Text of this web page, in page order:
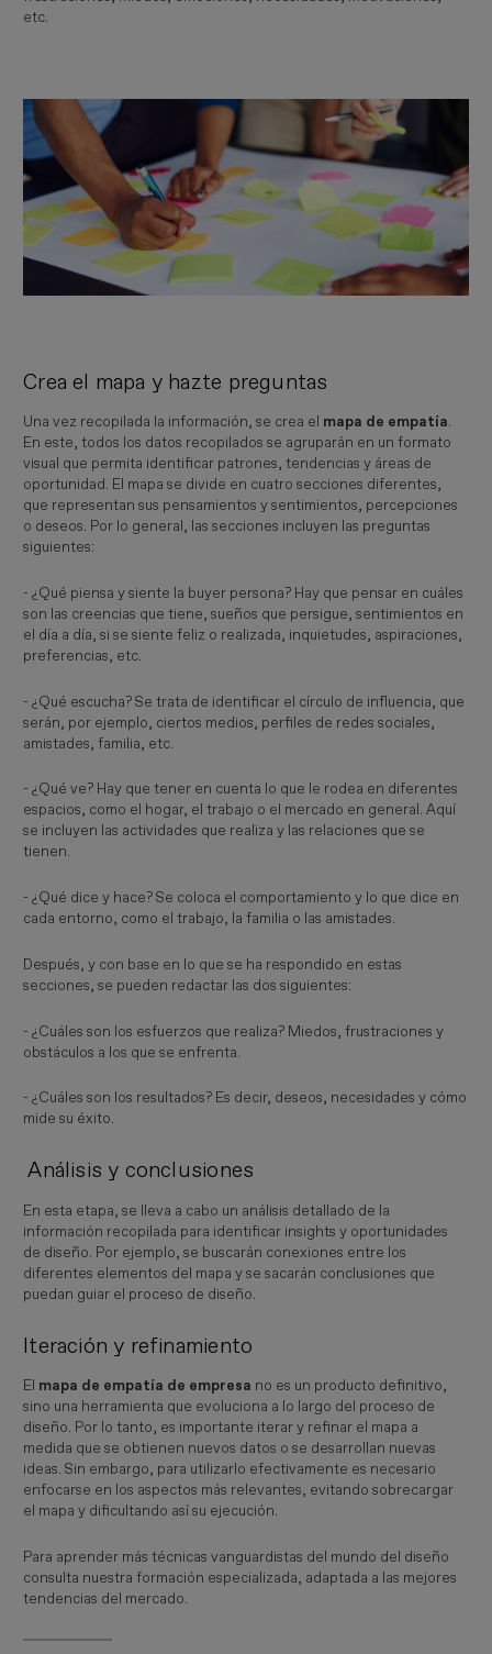
etc.
Crea el mapa y hazte preguntas
Una vez recopilada la información, se crea el mapa de empatía.
En este, todos los datos recopilados se agruparán en un formato
visual que permita identificar patrones, tendencias y áreas de
oportunidad. El mapa se divide en cuatro secciones diferentes,
que representan sus pensamientos y sentimientos, percepciones
o deseos. Por lo general, las secciones incluyen las preguntas
siguientes:
- ¿Qué piensa y siente la buyer persona? Hay que pensar en cuáles
son las creencias que tiene, sueños que persigue, sentimientos en
el día a día, si se siente feliz o realizada, inquietudes, aspiraciones,
preferencias, etc.
- ¿Qué escucha? Se trata de identificar el círculo de influencia, que
serán, por ejemplo, ciertos medios, perfiles de redes sociales,
amistades, familia, etc.
- ¿Qué ve? Hay que tener en cuenta lo que le rodea en diferentes
espacios, como el hogar, el trabajo o el mercado en general. Aquí
se incluyen las actividades que realiza y las relaciones que se
tienen.
- ¿Qué dice y hace? Se coloca el comportamiento y lo que dice en
cada entorno, como el trabajo, la familia o las amistades.
Después, y con base en lo que se ha respondido en estas
secciones, se pueden redactar las dos siguientes:
- ¿Cuáles son los esfuerzos que realiza? Miedos, frustraciones y
obstáculos a los que se enfrenta.
- ¿Cuáles son los resultados? Es decir, deseos, necesidades y cómo
mide su éxito.
Análisis y conclusiones
En esta etapa, se lleva a cabo un análisis detallado de la
información recopilada para identificar insights y oportunidades
de diseño. Por ejemplo, se buscarán conexiones entre los
diferentes elementos del mapa y se sacarán conclusiones que
puedan guiar el proceso de diseño.
Iteración y refinamiento
El mapa de empatía de empresa no es un producto definitivo,
sino una herramienta que evoluciona a lo largo del proceso de
diseño. Por lo tanto, es importante iterar y refinar el mapa a
medida que se obtienen nuevos datos o se desarrollan nuevas
ideas. Sin embargo, para utilizarlo efectivamente es necesario
enfocarse en los aspectos más relevantes, evitando sobrecargar
el mapa y dificultando así su ejecución.
Para aprender más técnicas vanguardistas del mundo del diseño
consulta nuestra formación especializada, adaptada a las mejores
tendencias del mercado.